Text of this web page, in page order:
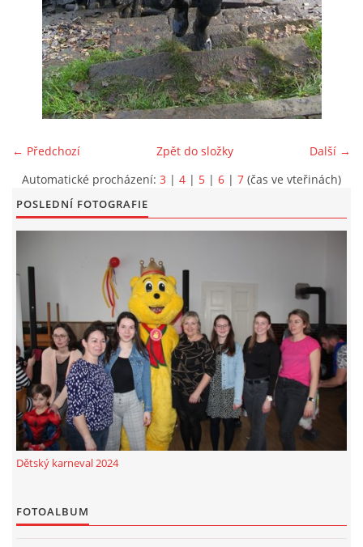
© 2026 eStránky.cz |Aktualizováno: 5. 6. 2026|Nahoru ↑
← Předchozí Další →
Zpět do složky
Automatické procházení: 3 | 4 | 5 | 6 | 7 (čas ve vteřinách)
POSLEDNÍ FOTOGRAFIE
Dětský karneval 2024
FOTOALBUM